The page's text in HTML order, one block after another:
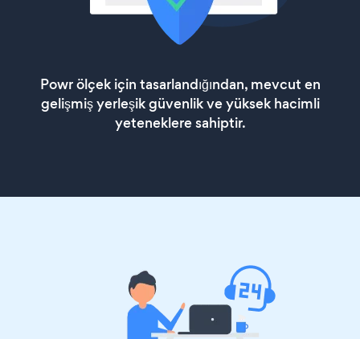
Powr ölçek için tasarlandığından, mevcut en
gelişmiş yerleşik güvenlik ve yüksek hacimli
yeteneklere sahiptir.